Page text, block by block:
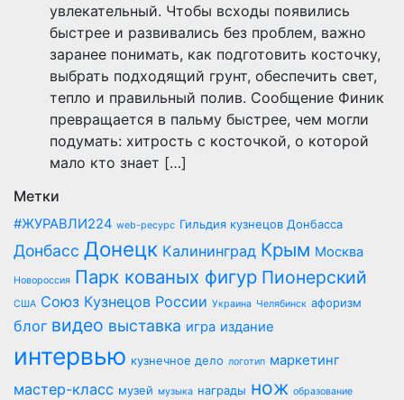
увлекательный. Чтобы всходы появились
быстрее и развивались без проблем, важно
заранее понимать, как подготовить косточку,
выбрать подходящий грунт, обеспечить свет,
тепло и правильный полив. Сообщение Финик
превращается в пальму быстрее, чем могли
подумать: хитрость с косточкой, о которой
мало кто знает […]
Метки
#ЖУРАВЛИ224 web-ресурс Гильдия кузнецов Донбасса
Донбасс Донецк Калининград Крым Москва
Новороссия Парк кованых фигур Пионерский
США Союз Кузнецов России Украина Челябинск афоризм
блог видео выставка игра издание
интервью кузнечное дело логотип маркетинг
мастер-класс музей музыка награды нож образование